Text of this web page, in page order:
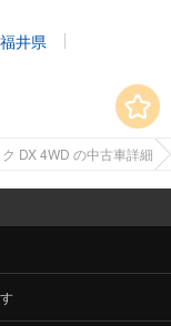
福井県
DX 4WD の中古車詳細